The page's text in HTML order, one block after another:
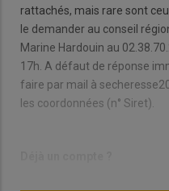
rattachés, mais rare sont
le demander au conseil
Marine Hardouin au
17h. A défaut de réponse
faire par mail à
les coordonnées (n° Siret).